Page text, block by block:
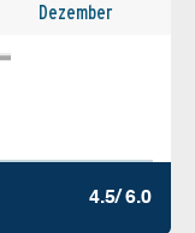
Dezember
4.5/ 6.0